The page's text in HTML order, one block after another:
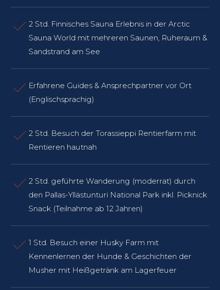
2 Std. Finnisches Sauna Erlebnis in der Arctic
Sauna World mit mehreren Saunen, Ruheraum &
Sandstrand am See
Erfahrene Guides & Ansprechpartner vor Ort
(Englischsprachig)
2 Std. Besuch der Torassieppi Rentierfarm mit
Rentieren hautnah
2 Std. geführte Wanderung (moderrat) durch
den Pallas-Yllästunturi National Park inkl. Picknick
Snack (Teilnahme ab 12 Jahren)
1 Std. Besuch einer Husky Farm mit
Kennenlernen der Hunde & Geschichten der
Musher mit Heißgetränk am Lagerfeuer